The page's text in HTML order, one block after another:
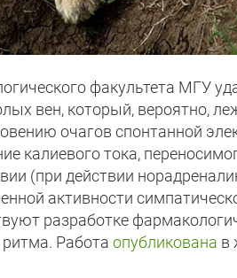
факультета МГУ
вен, который, вероятно,
очагов спонтанной
калиевого тока,
(при действии
активности
разработке
Работа опубликована в